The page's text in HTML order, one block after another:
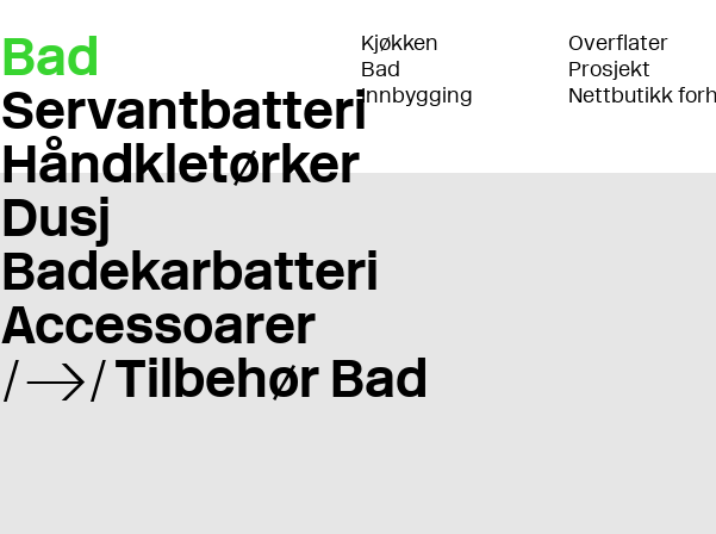
Bad
Servantbatteri
Håndkletørker
Dusj
Badekarbatteri
Accessoarer
Tilbehør Bad
Kjøkken
Bad
Innbygging
Overflater
Prosjekt
Nettbutikk